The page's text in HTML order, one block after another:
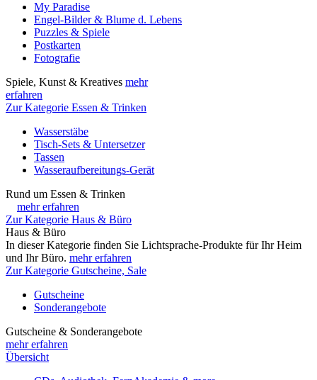
My Paradise
Engel-Bilder & Blume d. Lebens
Puzzles & Spiele
Postkarten
Fotografie
Spiele, Kunst & Kreatives mehr
erfahren
Zur Kategorie Essen & Trinken
Wasserstäbe
Tisch-Sets & Untersetzer
Tassen
Wasseraufbereitungs-Gerät
Rund um Essen & Trinken
mehr erfahren
Zur Kategorie Haus & Büro
Haus & Büro
In dieser Kategorie finden Sie Lichtsprache-Produkte für Ihr Heim
und Ihr Büro. mehr erfahren
Zur Kategorie Gutscheine, Sale
Gutscheine
Sonderangebote
Gutscheine & Sonderangebote
mehr erfahren
Übersicht